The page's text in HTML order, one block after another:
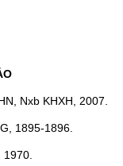
HN, Nxb KHXH, 2007.
1895-1896.
1970.